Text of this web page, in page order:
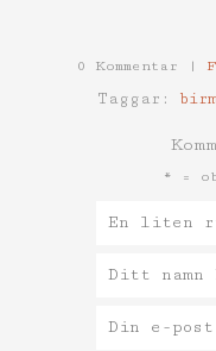
0 Kommentar |
Taggar:
* =